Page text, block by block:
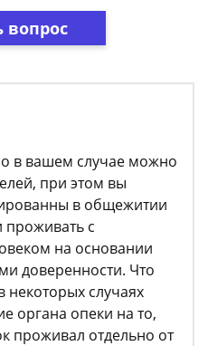
вопрос
в вашем случае можно
при этом вы
в общежитии
проживать с
на основании
доверенности. Что
некоторых случаях
органа опеки на то,
проживал отдельно от